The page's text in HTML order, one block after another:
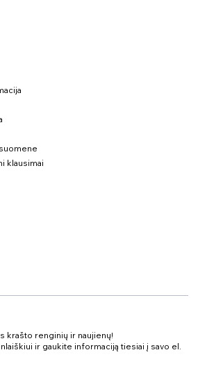
klausimai
krašto renginių ir naujienų!
ir gaukite informaciją tiesiai į savo el.